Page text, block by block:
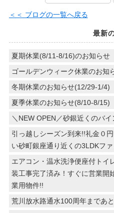
＜＜ ブログの一覧へ戻る
最新
夏期休業(8/11-8/16)のお知らせ
ゴールデンウィーク休業のお知
冬期休業のお知らせ(12/29-1/4)
夏季休業のお知らせ(8/10-8/15)
＼NEW OPEN／砂銀近くのバ
引っ越しシーズン到来!!礼金０
い砂町銀座通り近くの3LDKフ
エアコン・温水洗浄便座付トイ
装工事完了済み！すぐに営業開
業用物件!!
荒川放水路通水100周年まであ